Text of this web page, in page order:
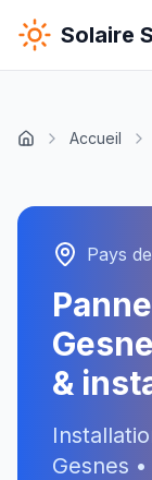
Solaire
Accueil
Pays
&
Gesnes